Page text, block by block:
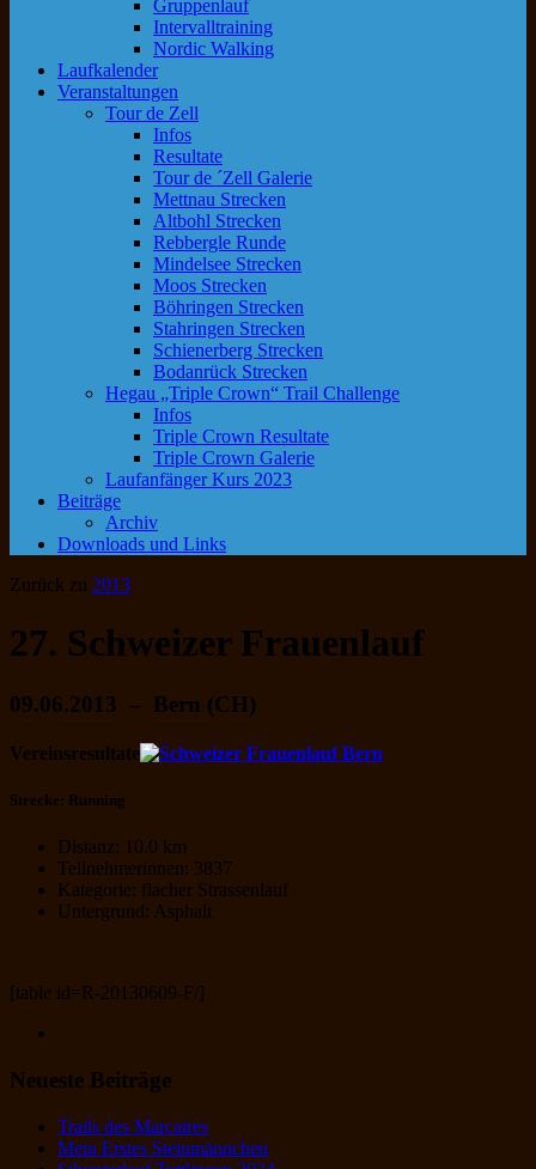
Gruppenlauf
Intervalltraining
Nordic Walking
Laufkalender
Veranstaltungen
Tour de Zell
Infos
Resultate
Tour de ´Zell Galerie
Mettnau Strecken
Altbohl Strecken
Rebbergle Runde
Mindelsee Strecken
Moos Strecken
Böhringen Strecken
Stahringen Strecken
Schienerberg Strecken
Bodanrück Strecken
Hegau „Triple Crown“ Trail Challenge
Infos
Triple Crown Resultate
Triple Crown Galerie
Laufanfänger Kurs 2023
Beiträge
Archiv
Downloads und Links
Zurück zu 2013
27. Schweizer Frauenlauf
09.06.2013 – Bern (CH)
Vereinsresultate
Strecke: Running
Distanz: 10.0 km
Teilnehmerinnen: 3837
Kategorie: flacher Strassenlauf
Untergrund: Asphalt
[table id=R-20130609-F/]
Neueste Beiträge
Trails des Marcaires
Mein Erstes Steinmännchen